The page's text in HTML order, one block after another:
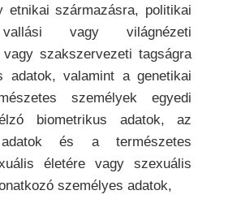
etnikai származásra, politikai
vallási vagy világnézeti
vagy szakszervezeti tagságra
adatok, valamint a genetikai
személyek egyedi
biometrikus adatok, az
adatok és a természetes
életére vagy szexuális
személyes adatok,